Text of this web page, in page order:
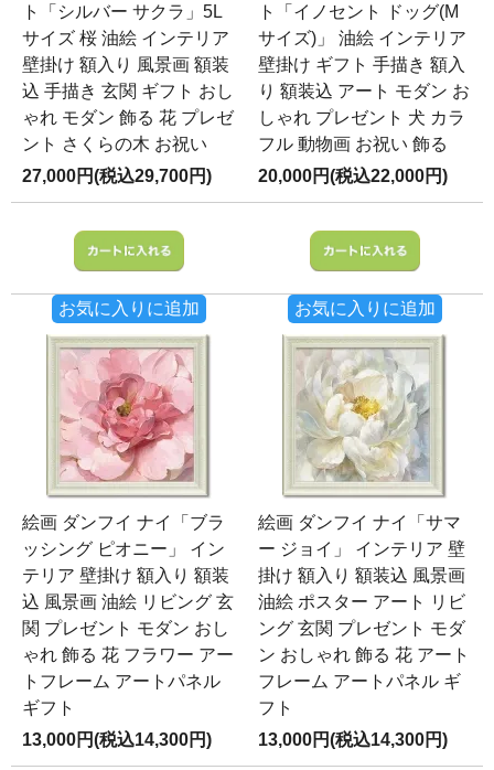
ト「シルバー サクラ」5L
サイズ 桜 油絵 インテリア
壁掛け 額入り 風景画 額装
込 手描き 玄関 ギフト おし
ゃれ モダン 飾る 花 プレゼ
ント さくらの木 お祝い
27,000円(税込29,700円)
お気に入りに追加
ト「イノセント ドッグ(M
サイズ)」 油絵 インテリア
壁掛け ギフト 手描き 額入
り 額装込 アート モダン お
しゃれ プレゼント 犬 カラ
フル 動物画 お祝い 飾る
20,000円(税込22,000円)
お気に入りに追加
絵画 ダンフイ ナイ「ブラ
ッシング ピオニー」 イン
テリア 壁掛け 額入り 額装
込 風景画 油絵 リビング 玄
関 プレゼント モダン おし
ゃれ 飾る 花 フラワー アー
トフレーム アートパネル
ギフト
13,000円(税込14,300円)
絵画 ダンフイ ナイ「サマ
ー ジョイ」 インテリア 壁
掛け 額入り 額装込 風景画
油絵 ポスター アート リビ
ング 玄関 プレゼント モダ
ン おしゃれ 飾る 花 アート
フレーム アートパネル ギ
フト
13,000円(税込14,300円)